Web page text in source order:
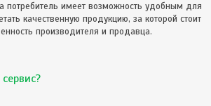
потребитель имеет возможность удобным для
качественную продукцию, за которой стоит
производителя и продавца.